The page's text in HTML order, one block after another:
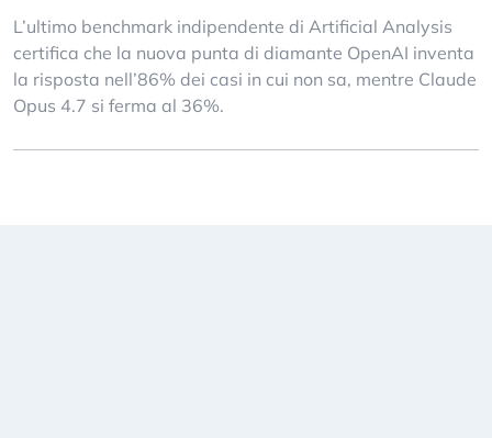
L’ultimo benchmark indipendente di Artificial Analysis
certifica che la nuova punta di diamante OpenAI inventa
la risposta nell’86% dei casi in cui non sa, mentre Claude
Opus 4.7 si ferma al 36%.